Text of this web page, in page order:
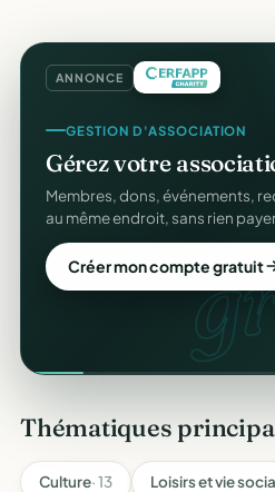
ANNONCE
GESTION D'ASSOCIATION
Gérez votre
Membres, dons, événements,
au même endroit, sans rien
Créer mon compte gratuit
Thématiques
Culture· 13 Loisirs et vie